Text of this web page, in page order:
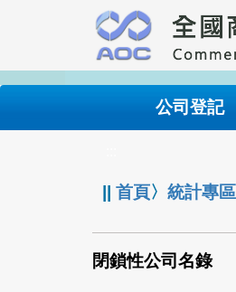
要
內
公司登記
||首頁〉統計專區
閉鎖性公司名錄